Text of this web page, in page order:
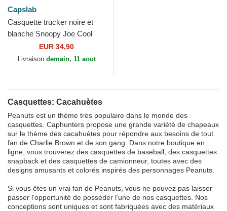
Capslab
Casquette trucker noire et
blanche Snoopy Joe Cool
NAW5 Peanuts Capslab
EUR 34,90
Livraison demain, 11 aout
Casquettes: Cacahuètes
Peanuts est un thème très populaire dans le monde des
casquettes. Caphunters propose une grande variété de chapeaux
sur le thème des cacahuètes pour répondre aux besoins de tout
fan de Charlie Brown et de son gang. Dans notre boutique en
ligne, vous trouverez des casquettes de baseball, des casquettes
snapback et des casquettes de camionneur, toutes avec des
designs amusants et colorés inspirés des personnages Peanuts.
Si vous êtes un vrai fan de Peanuts, vous ne pouvez pas laisser
passer l'opportunité de posséder l'une de nos casquettes. Nos
conceptions sont uniques et sont fabriquées avec des matériaux